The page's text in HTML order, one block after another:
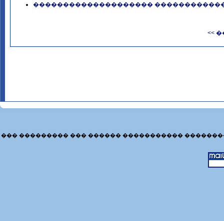
��������������������
<<
��� ��������� ��� ������ �����������